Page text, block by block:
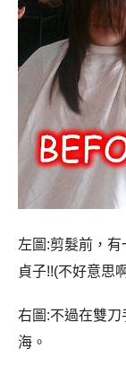
左圖:剪髮前，
貞子!!(不好意思
右圖:不過在雙刀
海。